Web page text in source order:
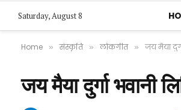
Saturday, August 8
Home » संस्कृति » लोकगीत » जय मैया
जय मैया दुर्गा